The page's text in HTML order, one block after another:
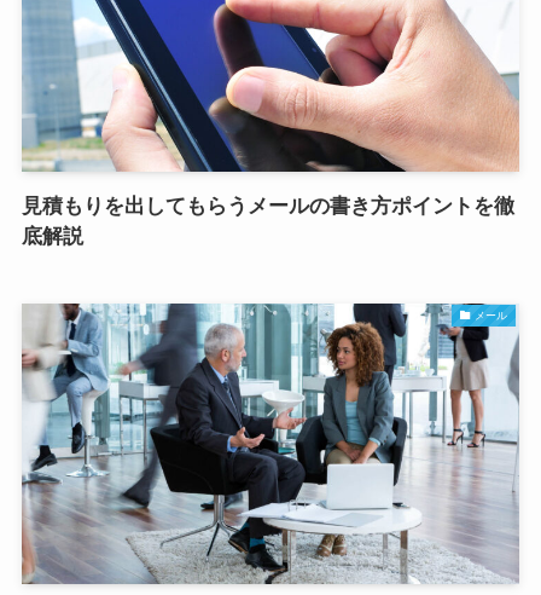
見積もりを出してもらうメールの書き方ポイントを徹
底解説
メール